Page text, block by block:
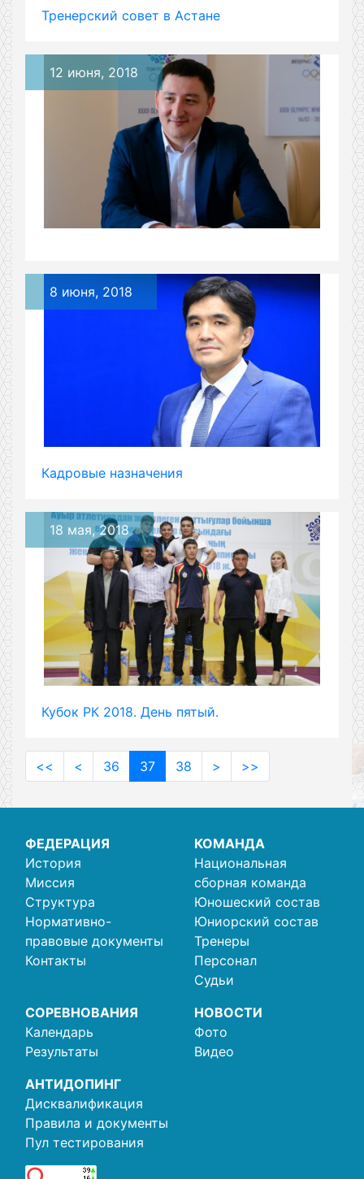
Тренерский совет в Астане
12 июня, 2018
Кадровые назначения
8 июня, 2018
Кубок РК 2018. День пятый.
18 мая, 2018
<< < 36 37 38 > >>
ФЕДЕРАЦИЯ
История
Миссия
Структура
Нормативно-
правовые документы
Контакты
КОМАНДА
Национальная
сборная команда
Юношеский состав
Юниорский состав
Тренеры
Персонал
Судьи
СОРЕВНОВАНИЯ
Календарь
Результаты
НОВОСТИ
Фото
Видео
АНТИДОПИНГ
Дисквалификация
Правила и документы
Пул тестирования